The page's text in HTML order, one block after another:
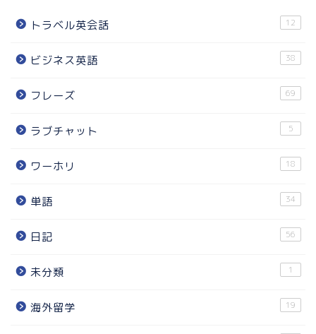
トラベル英会話 12
ビジネス英語 38
フレーズ 69
ラブチャット 5
ワーホリ 18
単語 34
日記 56
未分類 1
海外留学 19